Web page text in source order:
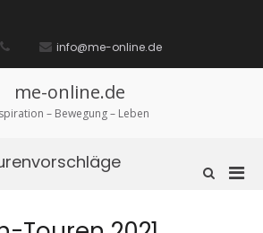
biete
/
Ich
suche
diese
Seite
info@me-online.de
me-online.de
– Bewegung – Leben
Such-